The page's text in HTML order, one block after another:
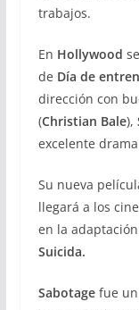
trabajos.
En Hollywood
de Día de
dirección con
(Christian Bale),
excelente
Su nueva
llegará a los
en la
Suicida.
Sabotagefue un